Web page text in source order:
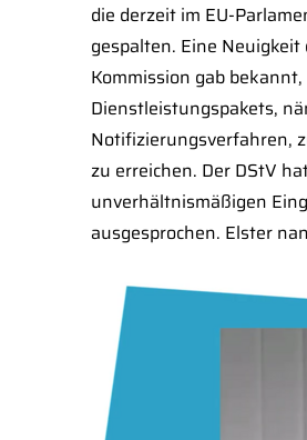
die derzeit im EU-
gespalten. Eine
Kommission gab
Dienstleistungspakets,
Notifizierungsverfahren,
zu erreichen. Der DStV
unverhältnismäßigen
ausgesprochen. Elster